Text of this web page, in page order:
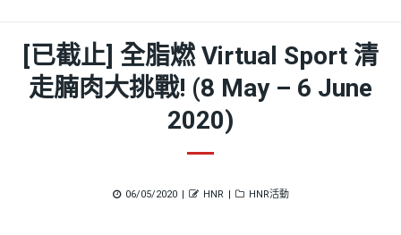
[已截止] 全脂燃 Virtual Sport 清
走腩肉大挑戰! (8 May – 6 June
2020)
Posted
06/05/2020 Author
HNR Categories
HNR活動